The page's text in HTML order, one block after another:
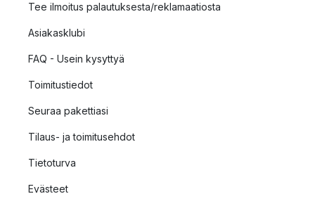
Tee ilmoitus palautuksesta/reklamaatiosta
Asiakasklubi
FAQ - Usein kysyttyä
Toimitustiedot
Seuraa pakettiasi
Tilaus- ja toimitusehdot
Tietoturva
Evästeet